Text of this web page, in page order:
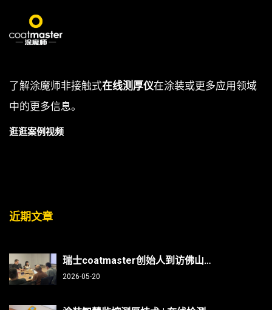
了解涂魔师非接触式在线测厚仪在涂装或更多应用领域
中的更多信息。
逛逛案例视频
近期文章
瑞士coatmaster创始人到访佛山翁开尔：非接触测厚技术能否破解涂装行业“效率与精度”难题？
2026-05-20